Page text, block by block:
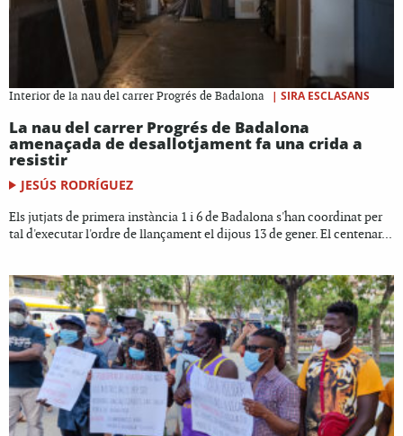
Interior de la nau del carrer Progrés de Badalona | SIRA ESCLASANS
La nau del carrer Progrés de Badalona
amenaçada de desallotjament fa una crida a
resistir
JESÚS RODRÍGUEZ
Els jutjats de primera instància 1 i 6 de Badalona s'han coordinat per
tal d'executar l'ordre de llançament el dijous 13 de gener. El centenar...